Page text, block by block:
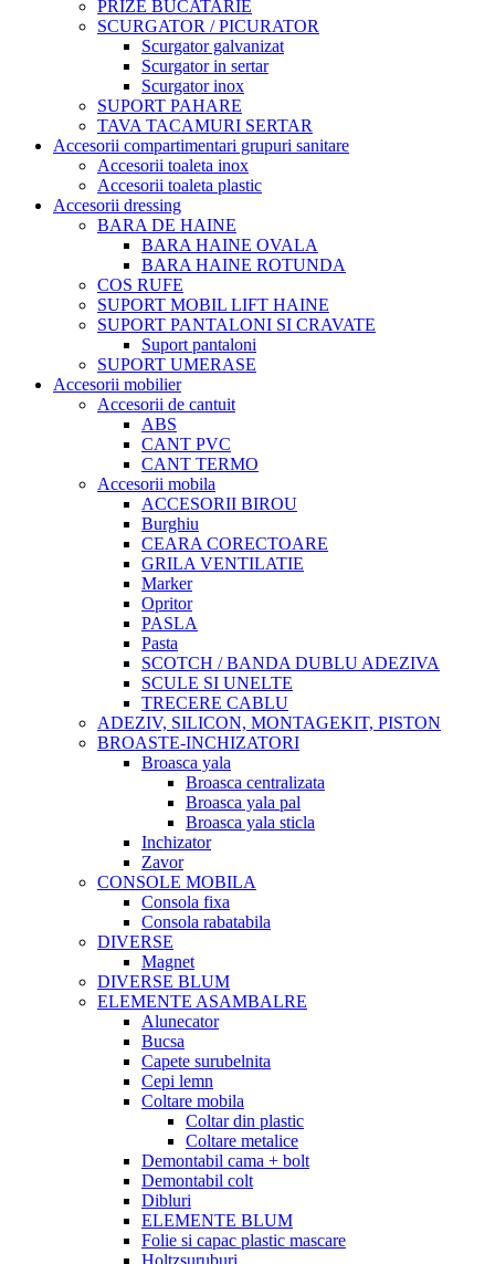
PRIZE BUCATARIE
SCURGATOR / PICURATOR
Scurgator galvanizat
Scurgator in sertar
Scurgator inox
SUPORT PAHARE
TAVA TACAMURI SERTAR
Accesorii compartimentari grupuri sanitare
Accesorii toaleta inox
Accesorii toaleta plastic
Accesorii dressing
BARA DE HAINE
BARA HAINE OVALA
BARA HAINE ROTUNDA
COS RUFE
SUPORT MOBIL LIFT HAINE
SUPORT PANTALONI SI CRAVATE
Suport pantaloni
SUPORT UMERASE
Accesorii mobilier
Accesorii de cantuit
ABS
CANT PVC
CANT TERMO
Accesorii mobila
ACCESORII BIROU
Burghiu
CEARA CORECTOARE
GRILA VENTILATIE
Marker
Opritor
PASLA
Pasta
SCOTCH / BANDA DUBLU ADEZIVA
SCULE SI UNELTE
TRECERE CABLU
ADEZIV, SILICON, MONTAGEKIT, PISTON
BROASTE-INCHIZATORI
Broasca yala
Broasca centralizata
Broasca yala pal
Broasca yala sticla
Inchizator
Zavor
CONSOLE MOBILA
Consola fixa
Consola rabatabila
DIVERSE
Magnet
DIVERSE BLUM
ELEMENTE ASAMBALRE
Alunecator
Bucsa
Capete surubelnita
Cepi lemn
Coltare mobila
Coltar din plastic
Coltare metalice
Demontabil cama + bolt
Demontabil colt
Dibluri
ELEMENTE BLUM
Folie si capac plastic mascare
Holtzsuruburi